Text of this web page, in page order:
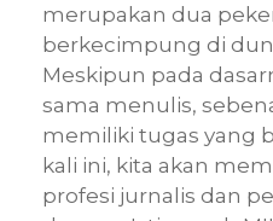
merupakan dua
berkecimpung di
Meskipun pada
sama menulis,
memiliki tugas yang
kali ini, kita akan
profesi jurnalis dan